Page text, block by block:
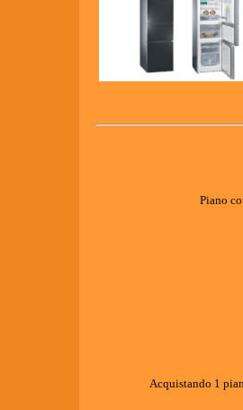
Piano
Acquistando 1